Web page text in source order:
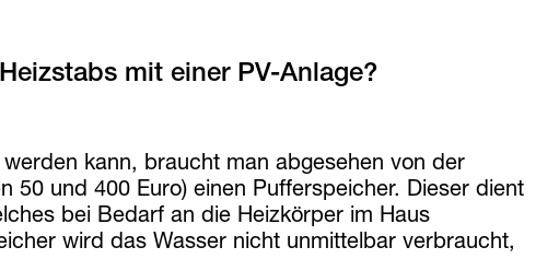
mit einer PV-Anlage?
kann, braucht man abgesehen von der
50 und 400 Euro) einen Pufferspeicher. Dieser dient
bei Bedarf an die Heizkörper im Haus
wird das Wasser nicht unmittelbar verbraucht,